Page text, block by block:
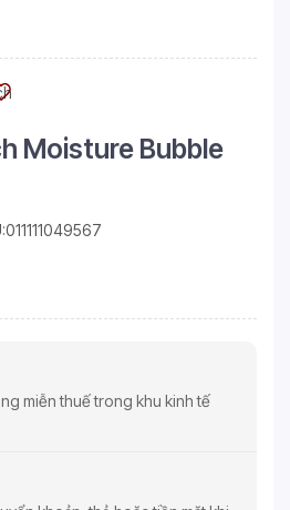
Moisture Bubble
011111049567
miễn thuế trong khu kinh tế